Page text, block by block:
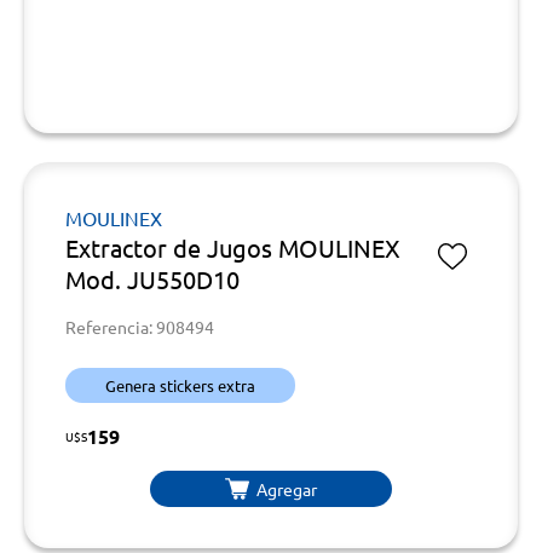
MOULINEX
Extractor de Jugos MOULINEX
Mod. JU550D10
Referencia: 908494
Genera stickers extra
U$S159
Agregar